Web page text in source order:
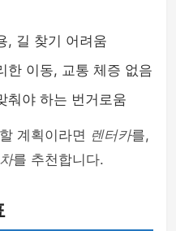
, 길 찾기 어려움
한 이동, 교통 체증 없음
춰야 하는 번거로움
계획이라면 렌터카를,
를 추천합니다.